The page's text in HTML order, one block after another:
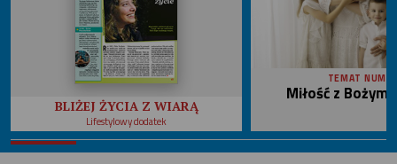
BLIŻEJ ŻYCIA Z WIARĄ
Lifestylowy dodatek
TEMAT
Miłość z